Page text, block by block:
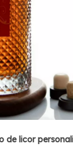
de licor